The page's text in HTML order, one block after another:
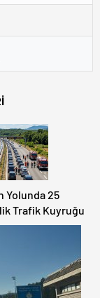
Yolunda 25
Trafik Kuyruğu